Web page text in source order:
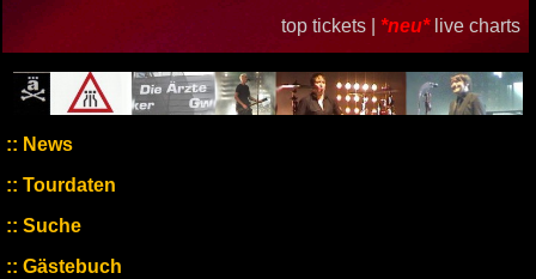
top tickets | *neu* live charts
News
Tourdaten
Suche
Gästebuch